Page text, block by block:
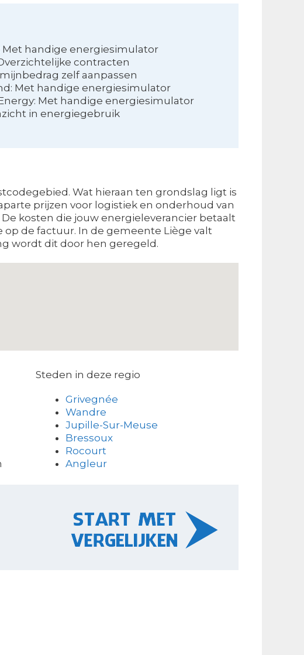
Met handige energiesimulator
contracten
zelf aanpassen
Met handige energiesimulator
Met handige energiesimulator
in energiegebruik
Wat hieraan ten grondslag ligt is
prijzen voor logistiek en onderhoud van
kosten die jouw energieleverancier betaalt
de factuur. In de gemeente Liège valt
wordt dit door hen geregeld.
Steden in deze regio
Grivegnée
Wandre
Jupille-Sur-Meuse
Bressoux
Rocourt
Angleur